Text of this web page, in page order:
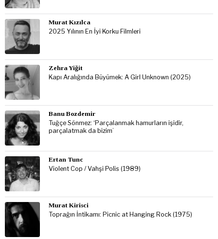
Murat Kızılca
2025 Yılının En İyi Korku Filmleri
Zehra Yiğit
Kapı Aralığında Büyümek: A Girl Unknown (2025)
Banu Bozdemir
Tuğçe Sönmez: ‘Parçalanmak hamurların işidir,
parçalatmak da bizim’
Ertan Tunc
Violent Cop / Vahşi Polis (1989)
Murat Kirisci
Toprağın İntikamı: Picnic at Hanging Rock (1975)